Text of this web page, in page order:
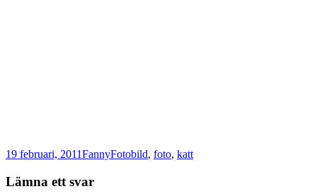
Postat
19 februari, 2011Författare
FannyKategorier
FotoTaggar
bild, foto, katt
Lämna ett svar